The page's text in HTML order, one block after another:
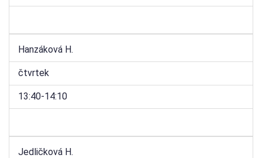
Hanzáková H.
čtvrtek
13:40-14:10
Jedličková H.